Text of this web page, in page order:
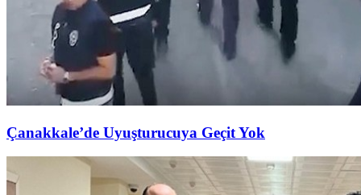
Çanakkale’de Uyuşturucuya Geçit Yok